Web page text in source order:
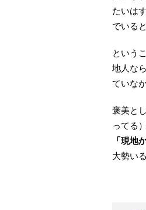
たいは
でいる
という
地人な
ていな
褒美と
ってる
「現地
大勢い